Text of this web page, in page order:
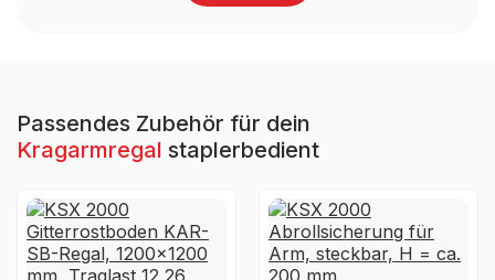
Garantiezeit
Brancheneignung
Holzhandel, Handwerk &
Werkstatt, Industrie &
Fertigung, Auto & Garage
Passendes Zubehör für dein
Kragarmregal staplerbedient